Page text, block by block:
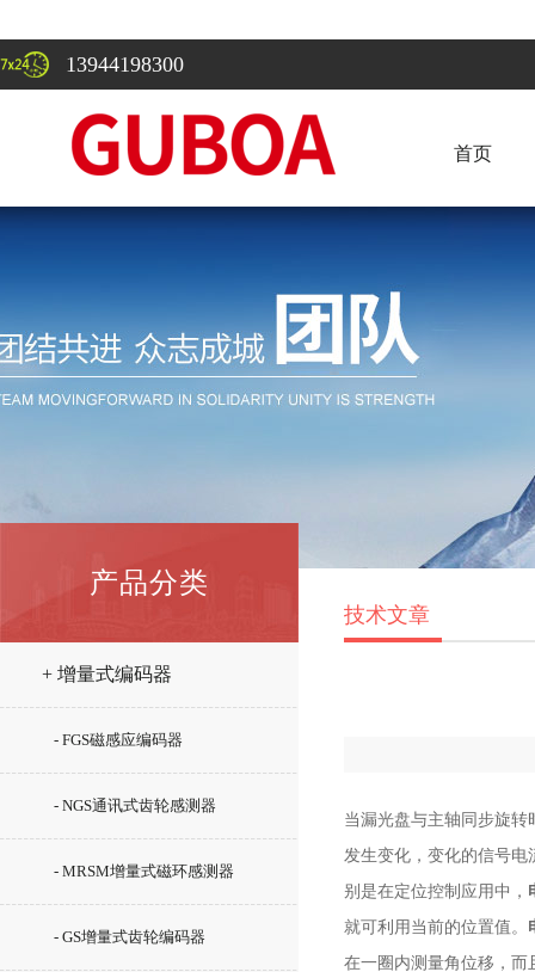
13944198300
首页
产品分类
+ 增量式编码器
- FGS磁感应编码器
- NGS通讯式齿轮感测器
- MRSM增量式磁环感测器
- GS增量式齿轮编码器
技术文章
当漏光盘与主轴同步旋
发生变化，变化的信号电
别是在定位控制应用中，
就可利用当前的位置值。
在一圈内测量角位移，而